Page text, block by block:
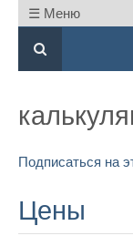
Подписаться на
Цены